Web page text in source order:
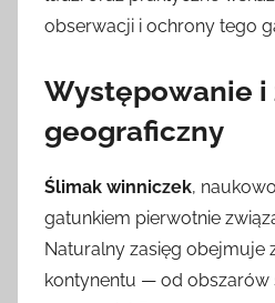
obserwacji i ochrony tego
Występowanie i
geograficzny
Ślimak winniczek, naukowo
gatunkiem pierwotnie
Naturalny zasięg obejmuje
kontynentu — od obszarów